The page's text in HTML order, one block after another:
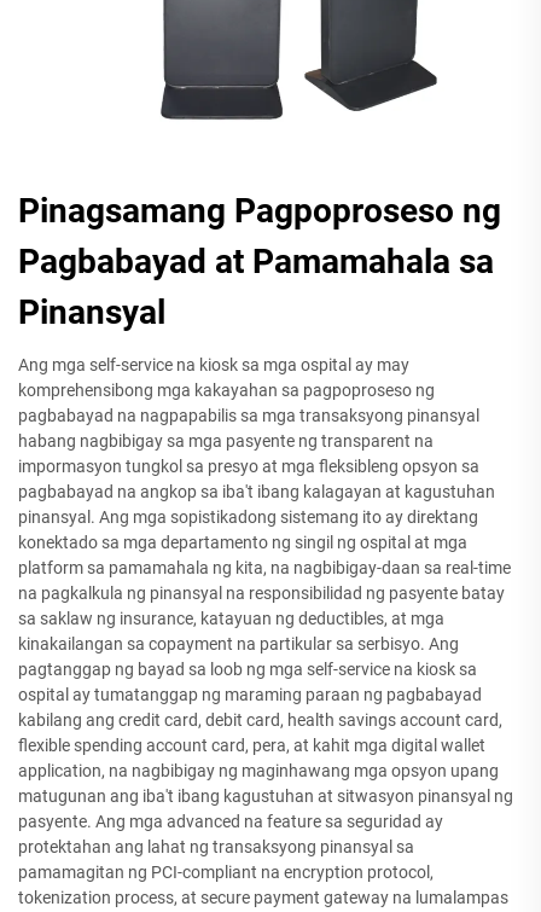
Pinagsamang Pagpoproseso ng
Pagbabayad at Pamamahala sa
Pinansyal
Ang mga self-service na kiosk sa mga ospital ay may
komprehensibong mga kakayahan sa pagpoproseso ng
pagbabayad na nagpapabilis sa mga transaksyong pinansyal
habang nagbibigay sa mga pasyente ng transparent na
impormasyon tungkol sa presyo at mga fleksibleng opsyon sa
pagbabayad na angkop sa iba't ibang kalagayan at kagustuhan
pinansyal. Ang mga sopistikadong sistemang ito ay direktang
konektado sa mga departamento ng singil ng ospital at mga
platform sa pamamahala ng kita, na nagbibigay-daan sa real-time
na pagkalkula ng pinansyal na responsibilidad ng pasyente batay
sa saklaw ng insurance, katayuan ng deductibles, at mga
kinakailangan sa copayment na partikular sa serbisyo. Ang
pagtanggap ng bayad sa loob ng mga self-service na kiosk sa
ospital ay tumatanggap ng maraming paraan ng pagbabayad
kabilang ang credit card, debit card, health savings account card,
flexible spending account card, pera, at kahit mga digital wallet
application, na nagbibigay ng maginhawang mga opsyon upang
matugunan ang iba't ibang kagustuhan at sitwasyon pinansyal ng
pasyente. Ang mga advanced na feature sa seguridad ay
protektahan ang lahat ng transaksyong pinansyal sa
pamamagitan ng PCI-compliant na encryption protocol,
tokenization process, at secure payment gateway na lumalampas